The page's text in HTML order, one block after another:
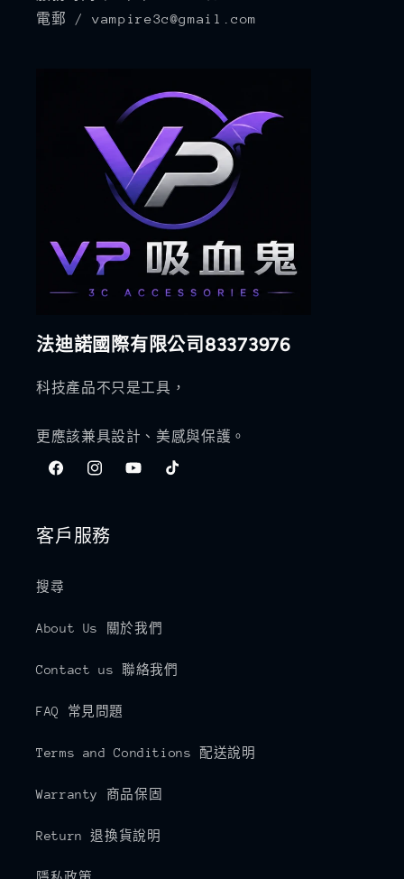
電郵 / vampire3c@gmail.com
法迪諾國際有限公司83373976
科技產品不只是工具，
更應該兼具設計、美感與保護。
FacebookInstagramYouTubeTikTok
客戶服務
搜尋
About Us 關於我們
Contact us 聯絡我們
FAQ 常見問題
Terms and Conditions 配送說明
Warranty 商品保固
Return 退換貨說明